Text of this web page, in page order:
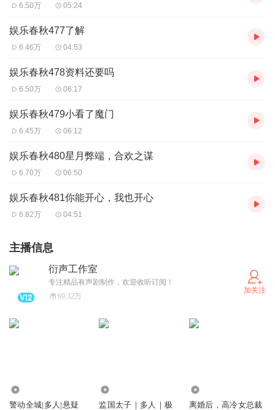
6.50万 05:24
娱乐春秋477了解
6.46万 04:53
娱乐春秋478资料还要吗
6.50万 06:17
娱乐春秋479小看了魔门
6.45万 06:12
娱乐春秋480星月弊端，合欢之谋
6.70万 06:50
娱乐春秋481你能开心，我也开心
6.82万 04:51
主播信息
衍声工作室
专注精品有声剧制作，欢迎收听订阅！
69.32万
加关注
警动全城|多人|悬疑
监国太子｜多人｜极
离婚后，高冷女总裁